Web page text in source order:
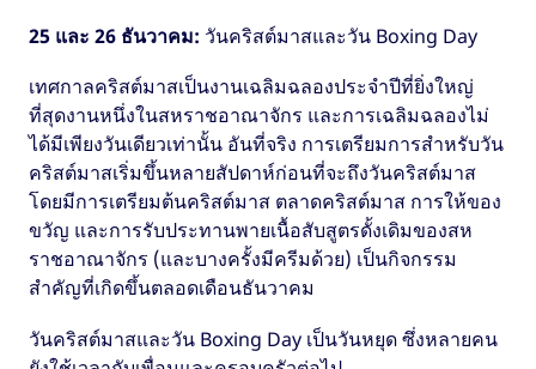
25 และ 26 ธันวาคม: วันคริสต์มาสและวัน Boxing Day
เทศกาลคริสต์มาสเป็นงานเฉลิมฉลองประจำปีที่ยิ่งใหญ่
ที่สุดงานหนึ่งในสหราชอาณาจักร และการเฉลิมฉลองไม่
ได้มีเพียงวันเดียวเท่านั้น อันที่จริง การเตรียมการสำหรับวัน
คริสต์มาสเริ่มขึ้นหลายสัปดาห์ก่อนที่จะถึงวันคริสต์มาส
โดยมีการเตรียมต้นคริสต์มาส ตลาดคริสต์มาส การให้ของ
ขวัญ และการรับประทานพายเนื้อสับสูตรดั้งเดิมของสห
ราชอาณาจักร (และบางครั้งมีครีมด้วย) เป็นกิจกรรม
สำคัญที่เกิดขึ้นตลอดเดือนธันวาคม
วันคริสต์มาสและวัน Boxing Day เป็นวันหยุด ซึ่งหลายคน